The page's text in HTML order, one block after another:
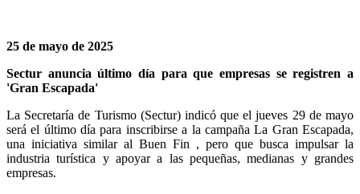
25 de mayo de 2025
Sectur anuncia último día para que empresas se registren a
'Gran Escapada'
La Secretaría de Turismo (Sectur) indicó que el jueves 29 de mayo
será el último día para inscribirse a la campaña La Gran Escapada,
una iniciativa similar al Buen Fin , pero que busca impulsar la
industria turística y apoyar a las pequeñas, medianas y grandes
empresas.